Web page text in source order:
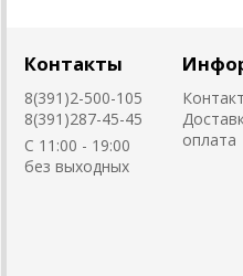
Контакты
8(391)2-500-105
8(391)287-45-45
C 11:00 - 19:00
без выходных
оплата